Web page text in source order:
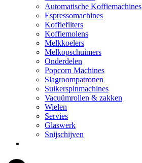
Automatische Koffiemachines
Espressomachines
Koffiefilters
Koffiemolens
Melkkoelers
Melkopschuimers
Onderdelen
Popcorn Machines
Slagroompatronen
Suikerspinmachines
Vacuümrollen & zakken
Wielen
Servies
Glaswerk
Snijschijven